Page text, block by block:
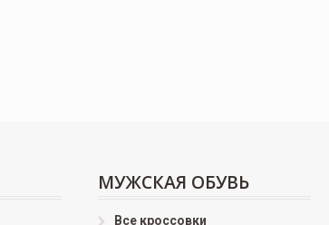
МУЖСКАЯ ОБУВЬ
Все кроссовки